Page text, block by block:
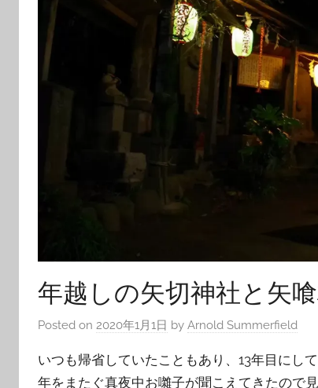
年越しの矢切神社と矢
Posted on 2020年1月1日 by Arnold Summerfield
いつも帰省していたこともあり、13年目にし
年をまたぐ真夜中お囃子が聞こえてきたので